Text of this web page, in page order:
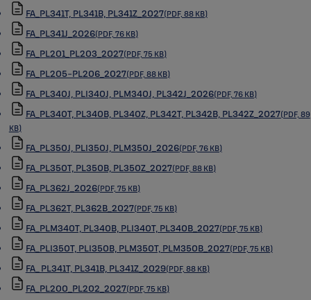
FA_PL341T, PL341B, PL341Z_2027(PDF, 88 KB)
FA_PL341J_2026(PDF, 76 KB)
FA_PL201_PL203_2027(PDF, 75 KB)
FA_PL205-PL206_2027(PDF, 88 KB)
FA_PL340J, PLI340J, PLM340J, PL342J_2026(PDF, 76 KB)
FA_PL340T, PL340B, PL340Z, PL342T, PL342B, PL342Z_2027(PDF, 89
KB)
FA_PL350J, PLI350J, PLM350J_2026(PDF, 76 KB)
FA_PL350T, PL350B, PL350Z_2027(PDF, 88 KB)
FA_PL362J_2026(PDF, 75 KB)
FA_PL362T, PL362B_2027(PDF, 75 KB)
FA_PLM340T, PL340B, PLI340T, PL340B_2027(PDF, 75 KB)
FA_PLI350T, PLI350B, PLM350T, PLM350B_2027(PDF, 75 KB)
FA_ PL341T, PL341B, PL341Z_2029(PDF, 88 KB)
FA_PL200_PL202_2027(PDF, 75 KB)